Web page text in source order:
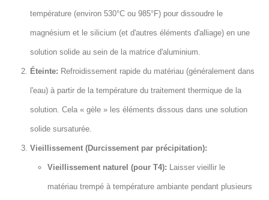
température (environ 530°C ou 985°F) pour dissoudre le
magnésium et le silicium (et d'autres éléments d'alliage) en une
solution solide au sein de la matrice d'aluminium.
Éteinte: Refroidissement rapide du matériau (généralement dans
l'eau) à partir de la température du traitement thermique de la
solution. Cela « gèle » les éléments dissous dans une solution
solide sursaturée.
Vieillissement (Durcissement par précipitation):
Vieillissement naturel (pour T4): Laisser vieillir le
matériau trempé à température ambiante pendant plusieurs